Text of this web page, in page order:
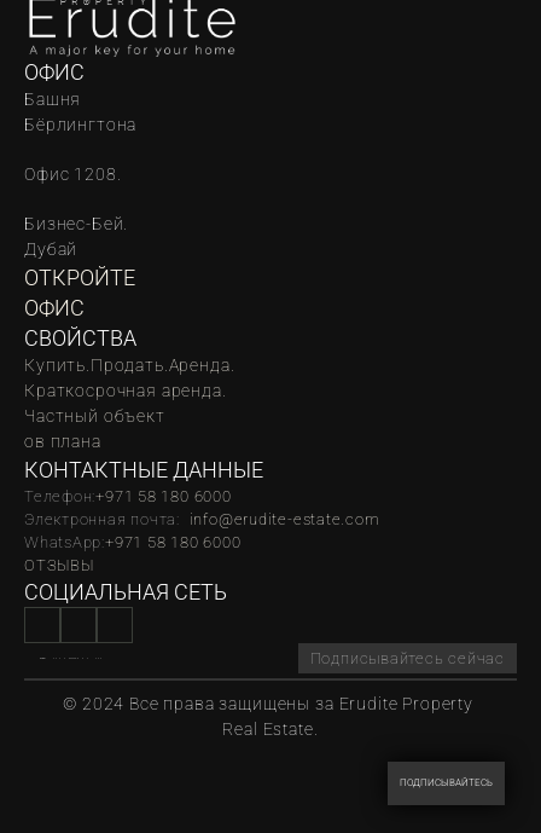
ОФИС
Башня
Бёрлингтона
Офис 1208.
Бизнес-Бей.
Дубай
ОТКРОЙТЕ
ОФИС
СВОЙСТВА
Купить. Продать. Аренда.
Краткосрочная аренда.
Частный объект
oв плана
КОНТАКТНЫЕ ДАННЫЕ
Телефон:‪‬+971 58 180 6000
Электронная почта: info@erudite-estate.com
WhatsApp:+971 58 180 6000
ОТЗЫВЫ
СОЦИАЛЬНАЯ СЕТЬ
Подписывайтесь сейчас
© 2024 Все права защищены за Erudite Property
Real Estate.
ПОДПИСЫВАЙТЕСЬ